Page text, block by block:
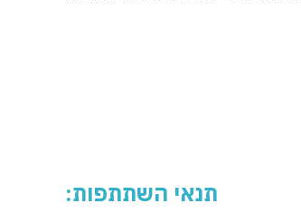
תנאי השתתפות: